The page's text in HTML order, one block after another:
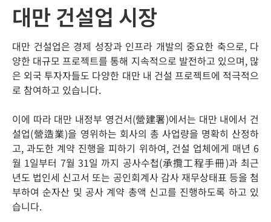
대만 건설업 시장
대만 건설업은 경제 성장과 인프라 개발의 중요한 축으로, 다
양한 대규모 프로젝트를 통해 지속적으로 발전하고 있으며, 많
은 외국 투자자들도 다양한 대만 내 건설 프로젝트에 적극적으
로 참여하고 있습니다.
이에 따라 대만 내정부 영건서(營建署)에서는 대만 내에서 건
설업(營造業)을 영위하는 회사의 총 사업량을 명확히 산정하
고, 과도한 계약 진행을 피하기 위하여, 건설 업체에게 매년 6
월 1일부터 7월 31일 까지 공사수첩(承攬工程手冊)과 최근
년도 법인세 신고서 또는 공인회계사 감사 재무상태표 등을 첨
부하여 순자산 및 공사 계약 총액 신고를 진행하도록 하고 있
습니다.